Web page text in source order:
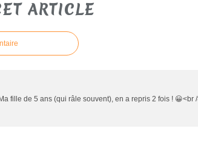
ARTICLE
fille de 5 ans (qui râle souvent), en a repris 2 fois ! 😀<br